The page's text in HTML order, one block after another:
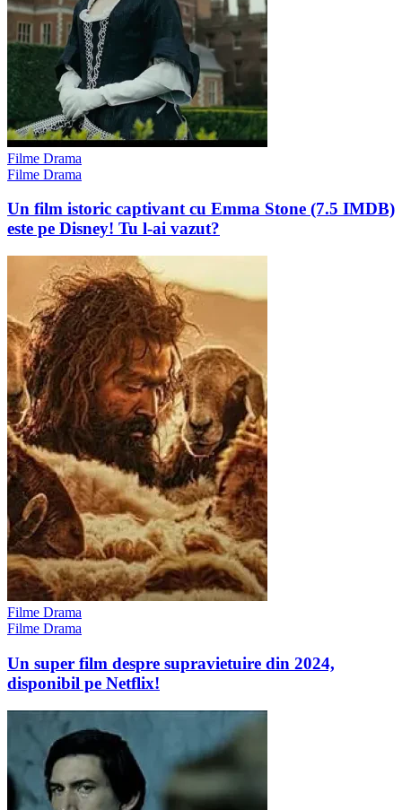
Filme Drama
Filme Drama
Un film istoric captivant cu Emma Stone (7.5 IMDB)
este pe Disney! Tu l-ai vazut?
Filme Drama
Filme Drama
Un super film despre supravietuire din 2024,
disponibil pe Netflix!